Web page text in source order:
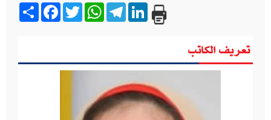
Share
FacebookTwitter
WhatsApp
Telegram
LinkedIn
تعريف الكاتب